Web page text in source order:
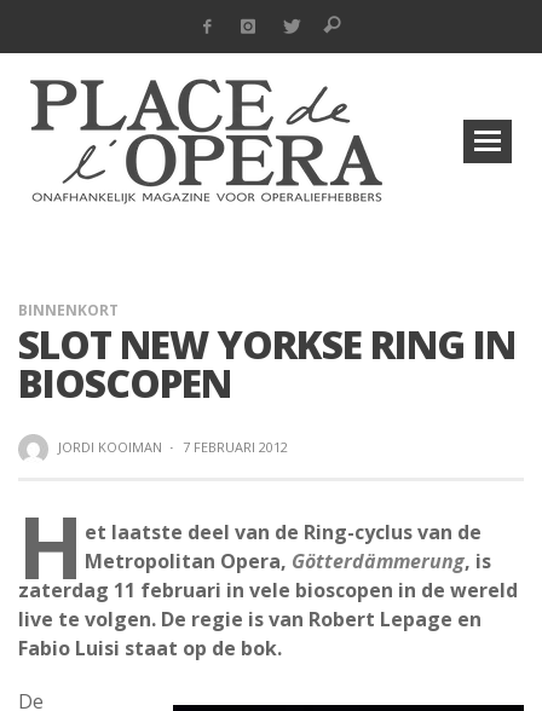
BINNENKORT
SLOT NEW YORKSE RING IN
BIOSCOPEN
JORDI KOOIMAN · 7 FEBRUARI 2012
H et laatste deel van de Ring-cyclus van de
Metropolitan Opera, Götterdämmerung, is
zaterdag 11 februari in vele bioscopen in de wereld
live te volgen. De regie is van Robert Lepage en
Fabio Luisi staat op de bok.
De